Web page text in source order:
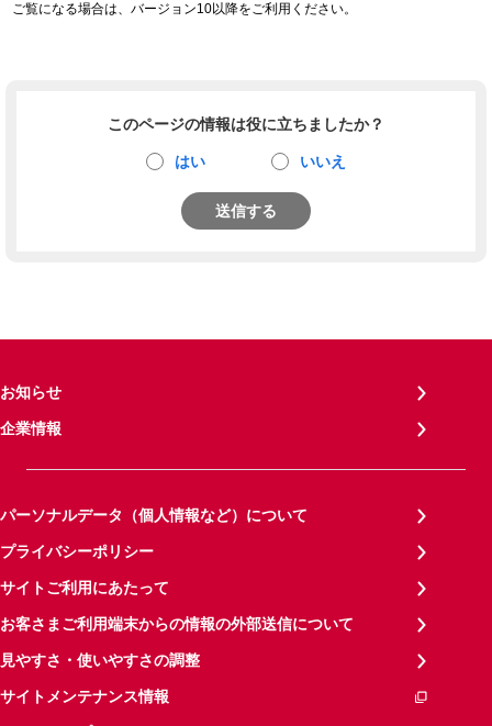
ご覧になる場合は、バージョン10以降をご利用ください。
このページの情報は役に立ちましたか？
はい いいえ
送信する
お知らせ
企業情報
パーソナルデータ（個人情報など）について
プライバシーポリシー
サイトご利用にあたって
お客さまご利用端末からの情報の外部送信について
見やすさ・使いやすさの調整
サイトメンテナンス情報